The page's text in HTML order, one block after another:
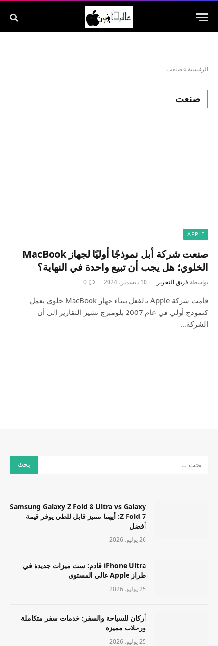
الرئيسية »صنعت
صنعت
APPLE
صنعت شركة أبل نموذجًا أوليًا لجهاز MacBook
الخلوي؛ هل يجب أن تبيع واحدة في النهاية؟
بواسطة فريق التحرير 10 ديسمبر، 2024 0
قامت شركة Apple بالفعل ببناء جهاز MacBook خلوي يعمل
كنموذج أولي في عام 2007 بلومبرج تشير التقارير إلى أن
الشركة…
Samsung Galaxy Z Fold 8 Ultra vs Galaxy
Z Fold 7: أيهما مميز قابل للطي يوفر قيمة
أفضل
26 يوليو، 2026
iPhone Ultra قادم: ست ميزات جديدة في
طراز Apple عالي المستوى
25 يوليو، 2026
أركان للسياحة والسفر: خدمات سفر متكاملة
ورحلات مميزة
25 يوليو، 2026